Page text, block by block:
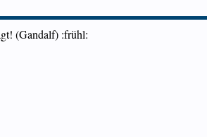
(Gandalf) :frühl: